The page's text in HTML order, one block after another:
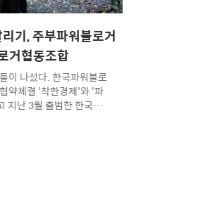
기, 주부파워블로거
거협동조합
이 나섰다. 한국파워블로
약체결 '착한경제'와 '파
지난 3월 출범한 한국파
, 중소기업제품 홍보 및